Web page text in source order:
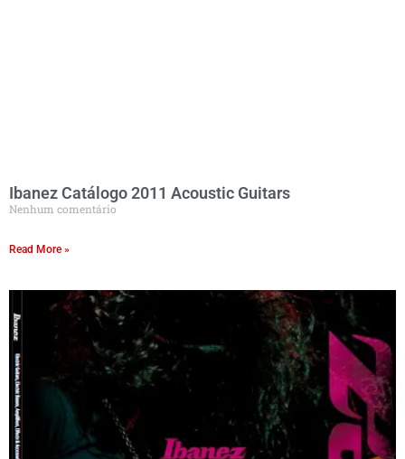
Ibanez Catálogo 2011 Acoustic Guitars
Nenhum comentário
Read More »